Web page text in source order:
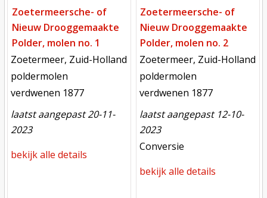
Zoetermeersche- of
Nieuw Drooggemaakte
Polder, molen no. 1
locatie
Zoetermeer, Zuid-Holland
functie
poldermolen
verdwenen
verdwenen 1877
laatst aangepast 20-11-
2023
bekijk alle details
Zoetermeersche- of
Nieuw Drooggemaakte
Polder, molen no. 2
locatie
Zoetermeer, Zuid-Holland
functie
poldermolen
verdwenen
verdwenen 1877
laatst aangepast 12-10-
2023
meest recente aanpassing
Conversie
bekijk alle details